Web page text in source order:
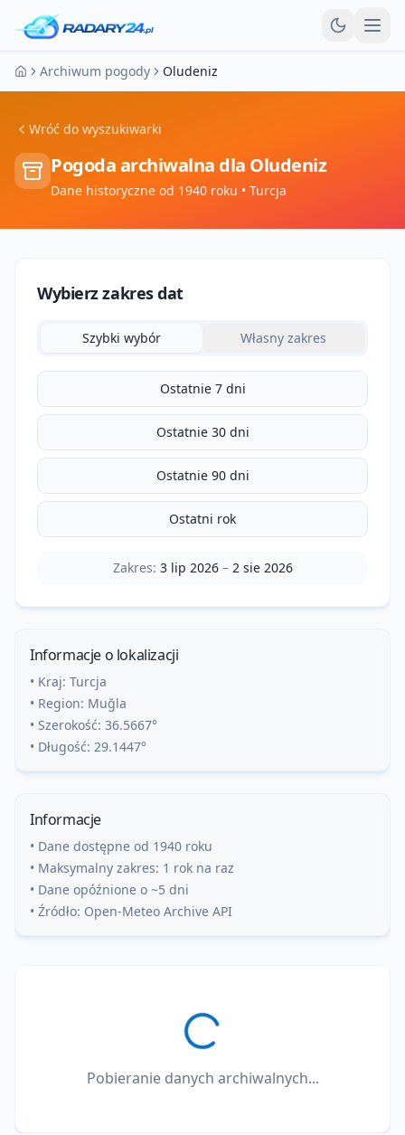
Strona główna
Archiwum pogody Oludeniz
Wróć do wyszukiwarki
Pogoda archiwalna dla Oludeniz
Dane historyczne od 1940 roku • Turcja
Wybierz zakres dat
Szybki wybór Własny zakres
Ostatnie 7 dni
Ostatnie 30 dni
Ostatnie 90 dni
Ostatni rok
Zakres: 3 lip 2026– 2 sie 2026
Informacje o lokalizacji
• Kraj: Turcja
• Region: Muğla
• Szerokość: 36.5667°
• Długość: 29.1447°
Informacje
• Dane dostępne od 1940 roku
• Maksymalny zakres: 1 rok na raz
• Dane opóźnione o ~5 dni
• Źródło: Open-Meteo Archive API
Pobieranie danych archiwalnych...